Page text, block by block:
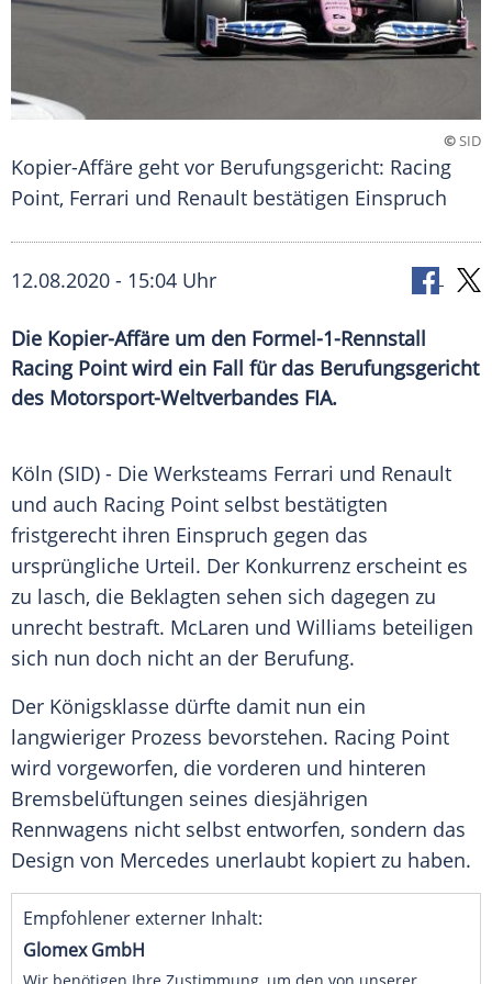
©SID
Kopier-Affäre geht vor Berufungsgericht: Racing
Point, Ferrari und Renault bestätigen Einspruch
12.08.2020 - 15:04 Uhr
Die Kopier-Affäre um den Formel-1-Rennstall
Racing Point wird ein Fall für das Berufungsgericht
des Motorsport-Weltverbandes FIA.
Köln (SID) - Die Werksteams Ferrari und Renault
und auch Racing Point selbst bestätigten
fristgerecht ihren Einspruch gegen das
ursprüngliche Urteil. Der Konkurrenz erscheint es
zu lasch, die Beklagten sehen sich dagegen zu
unrecht bestraft. McLaren und Williams beteiligen
sich nun doch nicht an der Berufung.
Der Königsklasse dürfte damit nun ein
langwieriger Prozess bevorstehen. Racing Point
wird vorgeworfen, die vorderen und hinteren
Bremsbelüftungen seines diesjährigen
Rennwagens nicht selbst entworfen, sondern das
Design von Mercedes unerlaubt kopiert zu haben.
Empfohlener externer Inhalt:
Glomex GmbH